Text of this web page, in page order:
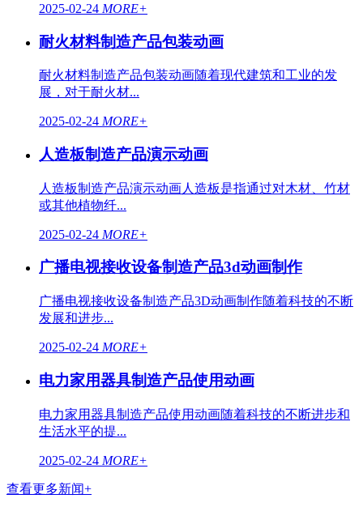
2025-02-24 MORE+
耐火材料制造产品包装动画
耐火材料制造产品包装动画随着现代建筑和工业的发
展，对于耐火材...
2025-02-24 MORE+
人造板制造产品演示动画
人造板制造产品演示动画人造板是指通过对木材、竹材
或其他植物纤...
2025-02-24 MORE+
广播电视接收设备制造产品3d动画制作
广播电视接收设备制造产品3D动画制作随着科技的不断
发展和进步...
2025-02-24 MORE+
电力家用器具制造产品使用动画
电力家用器具制造产品使用动画随着科技的不断进步和
生活水平的提...
2025-02-24 MORE+
查看更多新闻+